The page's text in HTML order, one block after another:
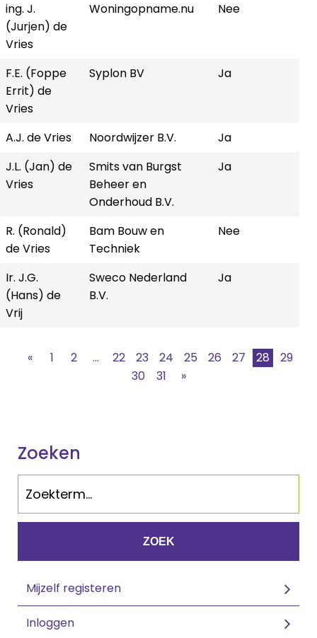
ing. J.
(Jurjen) de
Vries
Woningopname.nu Nee
F.E. (Foppe
Errit) de
Vries
Syplon BV Ja
A.J. de Vries Noordwijzer B.V.
Ja
J.L. (Jan) de
Vries
Smits van Burgst
Beheer en
Onderhoud B.V.
Ja
R. (Ronald)
de Vries
Bam Bouw en
Techniek
Nee
Ir. J.G.
(Hans) de
Vrij
Sweco Nederland
B.V.
Ja
« 1 2 ... 22 23 24 25 26 27 28
29
30
31 »
Zoeken
ZOEK
Mijzelf registeren
Inloggen